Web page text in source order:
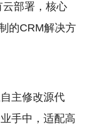
部署，核心
的CRM解决方
主修改源代
手中，适配高